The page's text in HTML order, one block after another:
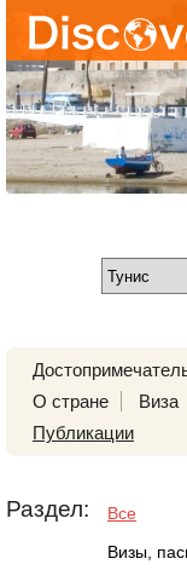
О стране
Виза
Публикации
Раздел: Все
Визы,